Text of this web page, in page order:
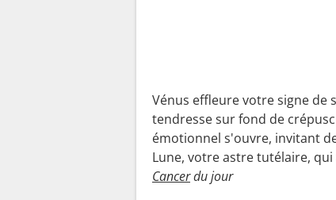
Vénus effleure votre signe de
tendresse sur fond de
émotionnel s'ouvre, invitant
Lune, votre astre tutélaire,
Cancerdu jour